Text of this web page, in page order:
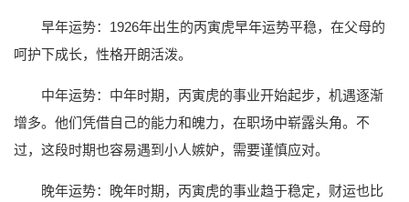
早年运势：1926年出生的丙寅虎早年运势平稳，在父母的
呵护下成长，性格开朗活泼。
中年运势：中年时期，丙寅虎的事业开始起步，机遇逐渐
增多。他们凭借自己的能力和魄力，在职场中崭露头角。不
过，这段时期也容易遇到小人嫉妒，需要谨慎应对。
晚年运势：晚年时期，丙寅虎的事业趋于稳定，财运也比